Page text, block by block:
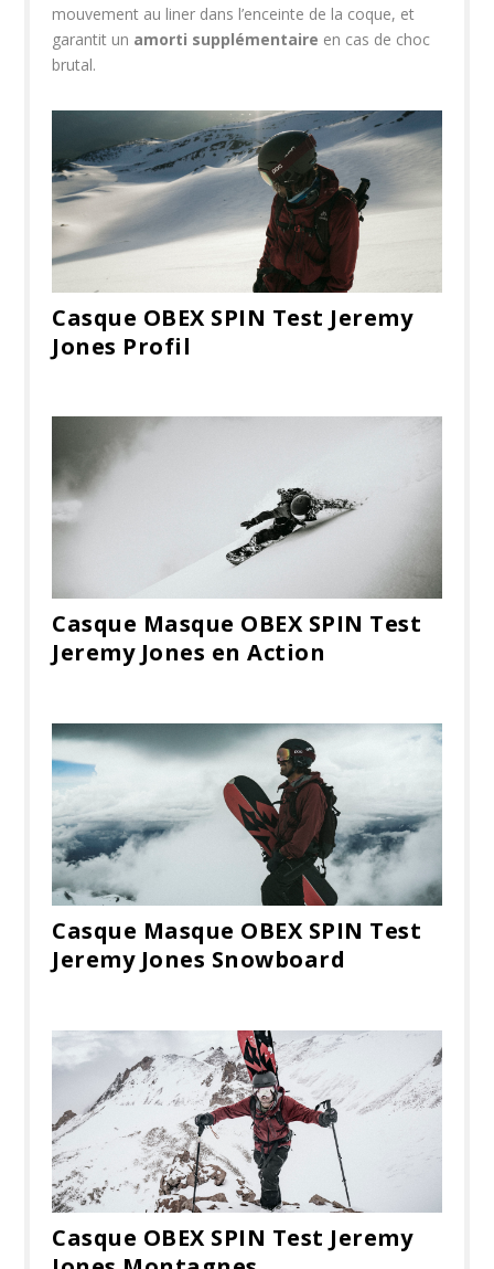
mouvement au liner dans l’enceinte de la coque, et
garantit un amorti supplémentaire en cas de choc
brutal.
Casque OBEX SPIN Test Jeremy
Jones Profil
Casque Masque OBEX SPIN Test
Jeremy Jones en Action
Casque Masque OBEX SPIN Test
Jeremy Jones Snowboard
Casque OBEX SPIN Test Jeremy